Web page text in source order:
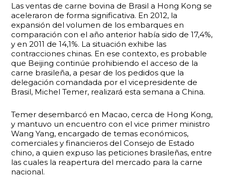
Las ventas de carne bovina de Brasil a Hong Kong se
aceleraron de forma significativa. En 2012, la
expansión del volumen de los embarques en
comparación con el año anterior había sido de 17,4%,
y en 2011 de 14,1%. La situación exhibe las
contracciones chinas. En ese contexto, es probable
que Beijing continúe prohibiendo el acceso de la
carne brasileña, a pesar de los pedidos que la
delegación comandada por el vicepresidente de
Brasil, Michel Temer, realizará esta semana a China.
Temer desembarcó en Macao, cerca de Hong Kong,
y mantuvo un encuentro con el vice primer ministro
Wang Yang, encargado de temas económicos,
comerciales y financieros del Consejo de Estado
chino, a quien expuso las peticiones brasileñas, entre
las cuales la reapertura del mercado para la carne
nacional.